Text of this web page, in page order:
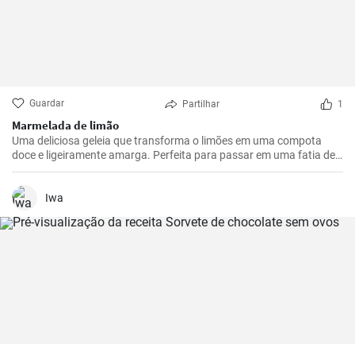
Guardar Partilhar 1
Marmelada de limão
Uma deliciosa geleia que transforma o limões em uma compota
doce e ligeiramente amarga. Perfeita para passar em uma fatia de
pão torrado ou usar como recheio para sobremesas.
Iwa